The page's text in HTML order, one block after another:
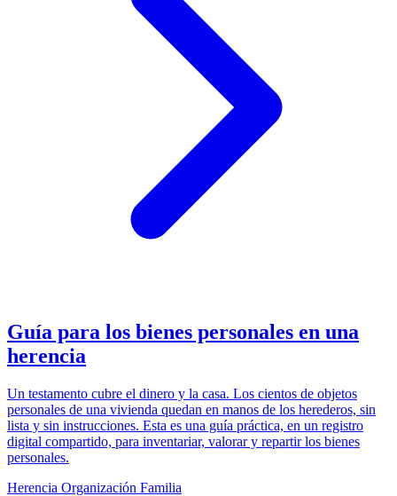
Guía para los bienes personales en una
herencia
Un testamento cubre el dinero y la casa. Los cientos de objetos
personales de una vivienda quedan en manos de los herederos, sin
lista y sin instrucciones. Esta es una guía práctica, en un registro
digital compartido, para inventariar, valorar y repartir los bienes
personales.
Herencia Organización Familia